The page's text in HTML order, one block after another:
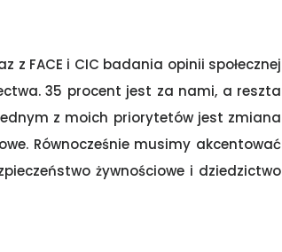
z FACE i CIC badania opinii społecznej
35 procent jest za nami, a reszta
z moich priorytetów jest zmiana
Równocześnie musimy akcentować
żywnościowe i dziedzictwo